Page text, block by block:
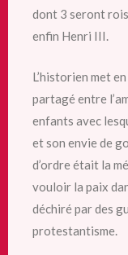
dont 3 seront
enfin Henri III.
L’historien met
partagé entre
enfants avec
et son envie de
d’ordre était la
vouloir la paix
déchiré par des
protestantisme.